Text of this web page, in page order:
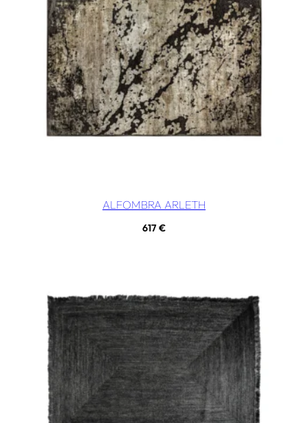
ALFOMBRA ARLETH
617€